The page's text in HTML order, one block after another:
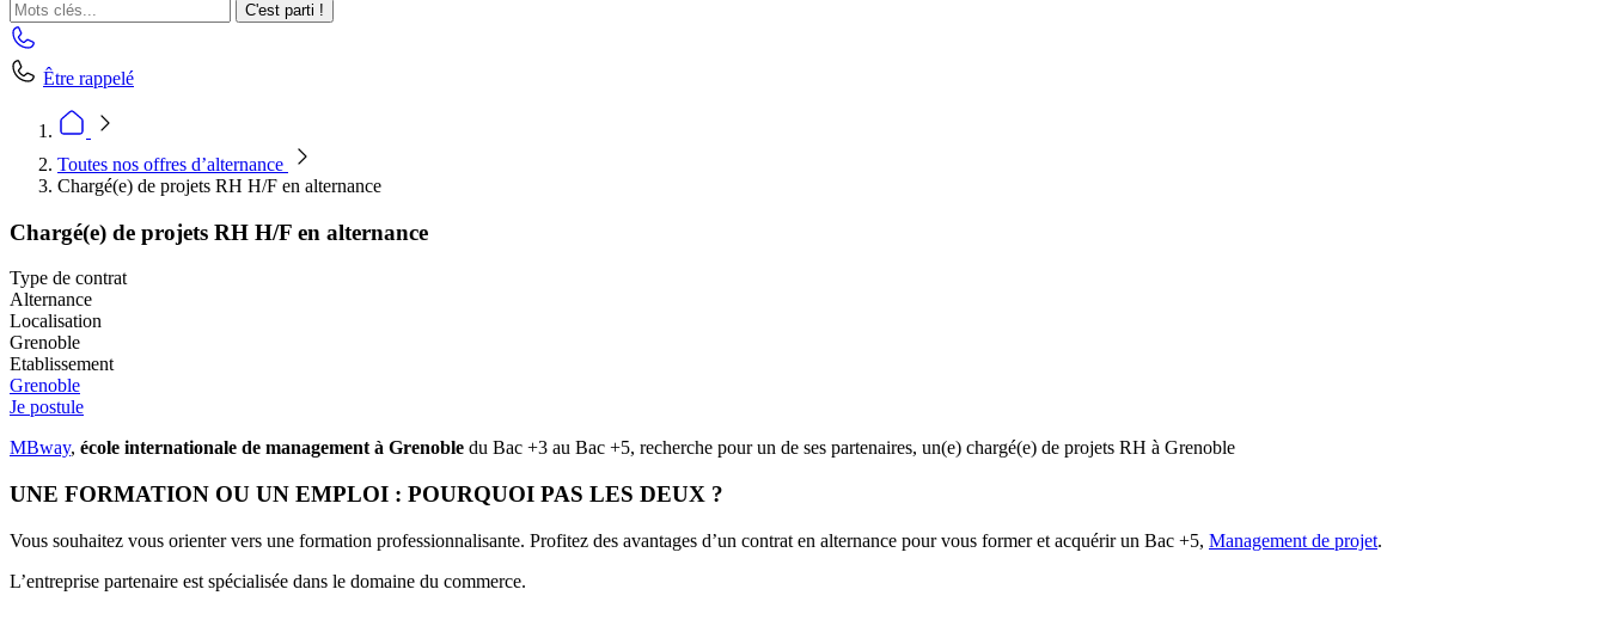
C'est parti !
Être rappelé
Toutes nos offres d’alternance
Chargé(e) de projets RH H/F en alternance
Chargé(e) de projets RH H/F en alternance
Type de contrat
Alternance
Localisation
Grenoble
Etablissement
Grenoble
Je postule
MBway, école internationale de management à Grenoble du Bac +3 au Bac +5, recherche pour un de ses partenaires, un(e) chargé(e) de projets RH à Grenoble
UNE FORMATION OU UN EMPLOI : POURQUOI PAS LES DEUX ?
Vous souhaitez vous orienter vers une formation professionnalisante. Profitez des avantages d’un contrat en alternance pour vous former et acquérir un Bac +5, Management de projet.
L’entreprise partenaire est spécialisée dans le domaine du commerce.